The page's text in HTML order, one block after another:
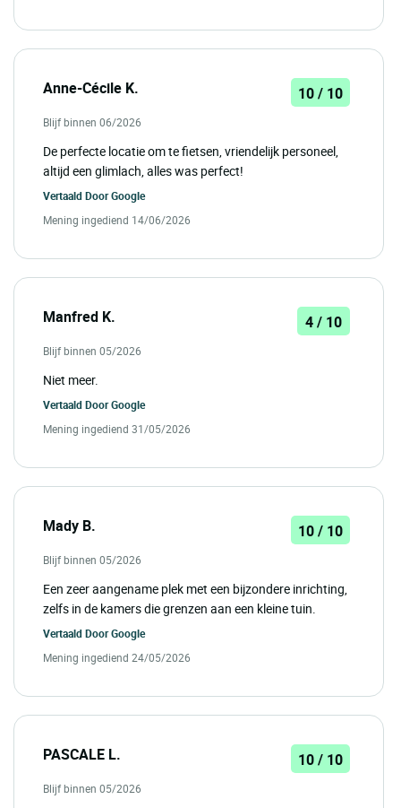
Anne-Cécile K. 10 / 10
Blijf binnen 06/2026
De perfecte locatie om te fietsen, vriendelijk personeel,
altijd een glimlach, alles was perfect!
Vertaald DoorGoogle
Mening ingediend 14/06/2026
Manfred K. 4 / 10
Blijf binnen 05/2026
Niet meer.
Vertaald DoorGoogle
Mening ingediend 31/05/2026
Mady B. 10 / 10
Blijf binnen 05/2026
Een zeer aangename plek met een bijzondere inrichting,
zelfs in de kamers die grenzen aan een kleine tuin.
Vertaald DoorGoogle
Mening ingediend 24/05/2026
PASCALE L. 10 / 10
Blijf binnen 05/2026